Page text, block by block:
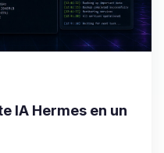
IA Hermes en un